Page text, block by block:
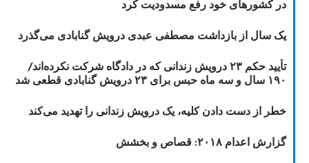
در کشورهای خود رفع مسدودیت کرد
یک سال از بازداشت مصطفی عبدی درویش گنابادی می‌گذرد
تأیید حکم ۲۳ درویش زندانی که در دادگاه شرکت نکرده‌اند/
۱۹۰ سال و سه ماه حبس برای ۲۳ درویش گنابادی قطعی شد
خطر از دست دادن کلیه، یک درویش زندانی را تهدید می‌کند
گزارش اعدام ۲۰۱۸: قصاص و بخشش